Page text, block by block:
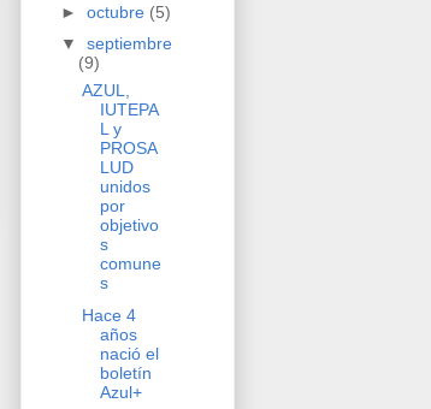
► octubre (5)
▼ septiembre
(9)
AZUL,
IUTEPA
L y
PROSA
LUD
unidos
por
objetivo
s
comune
s
Hace 4
años
nació el
boletín
Azul+